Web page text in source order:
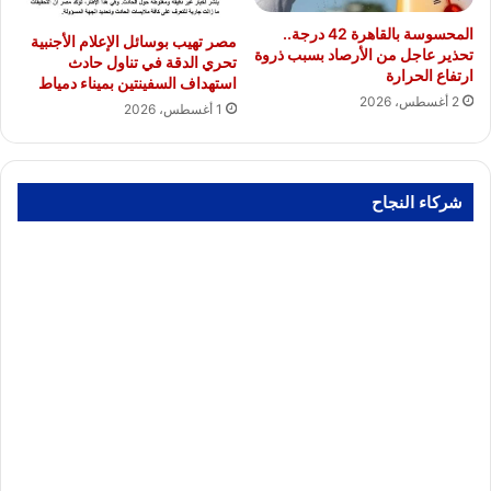
المحسوسة بالقاهرة 42 درجة..
تحذير عاجل من الأرصاد بسبب ذروة
ارتفاع الحرارة
2 أغسطس، 2026
مصر تهيب بوسائل الإعلام الأجنبية
تحري الدقة في تناول حادث
استهداف السفينتين بميناء دمياط
1 أغسطس، 2026
شركاء النجاح